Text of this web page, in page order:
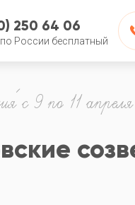
250 64 06
России бесплатный